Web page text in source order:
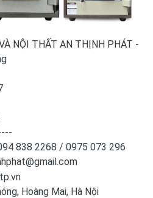
NỘI THẤT AN THỊNH PHÁT -
838 2268 / 0975 073 296
Hoàng Mai, Hà Nội